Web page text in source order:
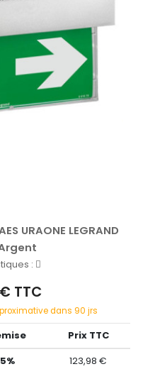
URAONE LEGRAND
:
TTC
dans 90 jrs
Prix TTC
5%
123,98 €